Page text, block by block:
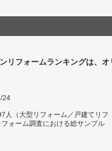
リフォームランキングは、
24
人（大型リフォーム／戸建てリフ
ォーム調査における総サンプル